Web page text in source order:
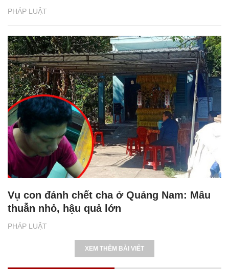
PHÁP LUẬT
PHÁP LUẬT
Vụ con đánh chết cha ở Quảng Nam: Mâu
thuẫn nhỏ, hậu quả lớn
XEM THÊM BÀI VIẾT